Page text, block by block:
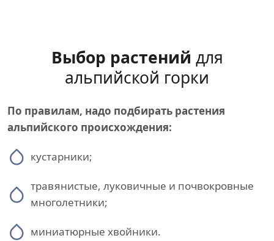
Выбор растений для
альпийской горки
По правилам, надо подбирать растения
альпийского происхождения:
кустарники;
травянистые, луковичные и почвокровные
многолетники;
миниатюрные хвойники.